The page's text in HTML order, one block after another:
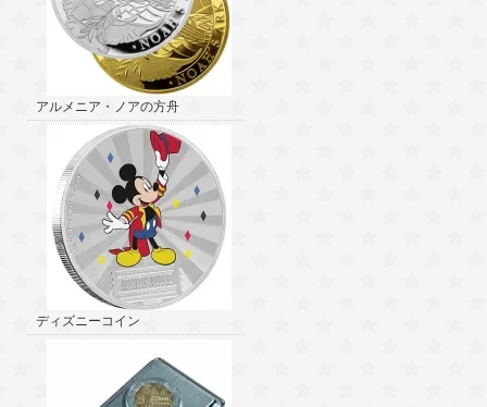
アルメニア・ノアの方舟
ディズニーコイン